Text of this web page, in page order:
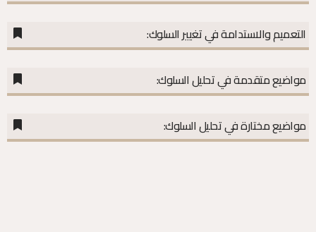
التعميم والاستدامة في تغيير السلوك:
مواضيع متقدمة في تحليل السلوك:
مواضيع مختارة في تحليل السلوك: